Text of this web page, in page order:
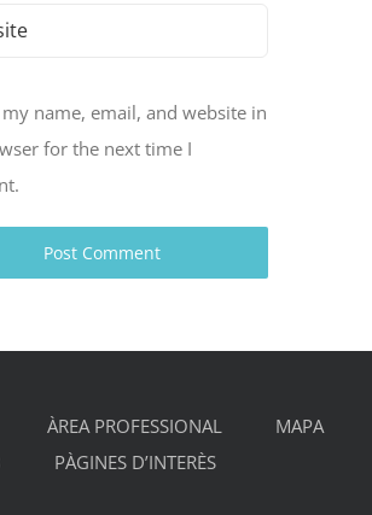
my name, email, and website in
for the next time I
ÀREA PROFESSIONAL
MAPA
PÀGINES D’INTERÈS